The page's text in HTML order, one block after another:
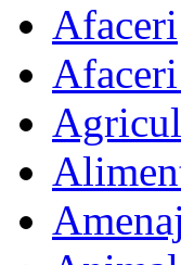
Afaceri